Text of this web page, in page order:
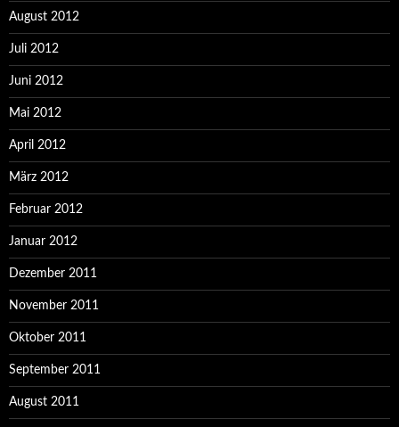
August 2012
Juli 2012
Juni 2012
Mai 2012
April 2012
März 2012
Februar 2012
Januar 2012
Dezember 2011
November 2011
Oktober 2011
September 2011
August 2011